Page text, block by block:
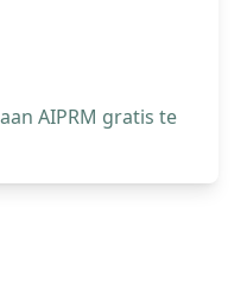
AIPRM gratis te